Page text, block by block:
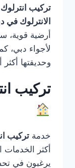
تركيب
الانترلوك في
أرضية قوية،
لأجواء دبي،
وحديقتها أكثر
تركيب
خدمة تركيب
أكثر
يرغبون في